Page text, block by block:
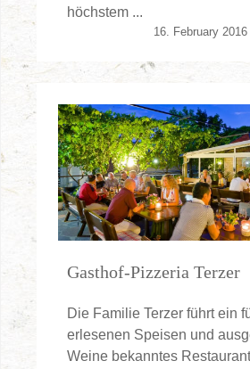
höchstem ...
16. February 2016
Gasthof-Pizzeria Terzer
Die Familie Terzer führt ein
erlesenen Speisen und
Weine bekanntes